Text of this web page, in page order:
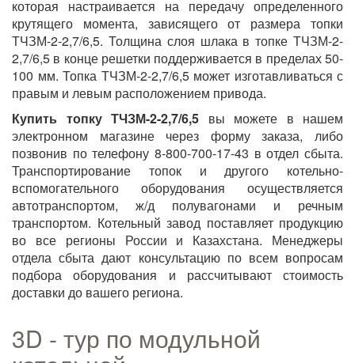
которая настраивается на передачу определенного
крутящего момента, зависящего от размера топки
ТЧЗМ-2-2,7/6,5. Толщина слоя шлака в топке ТЧЗМ-2-
2,7/6,5 в конце решетки поддерживается в пределах 50-
100 мм. Топка ТЧЗМ-2-2,7/6,5 может изготавливаться с
правым и левым расположением привода.
Купить топку ТЧЗМ-2-2,7/6,5 вы можете в нашем
электронном магазине через форму заказа, либо
позвонив по телефону 8-800-700-17-43 в отдел сбыта.
Транспортирование топок и другого котельно-
вспомогательного оборудования осуществляется
автотранспортом, ж/д полувагонами и речным
транспортом. Котельный завод поставляет продукцию
во все регионы России и Казахстана. Менеджеры
отдела сбыта дают консультацию по всем вопросам
подбора оборудования и рассчитывают стоимость
доставки до вашего региона.
3D - тур по модульной